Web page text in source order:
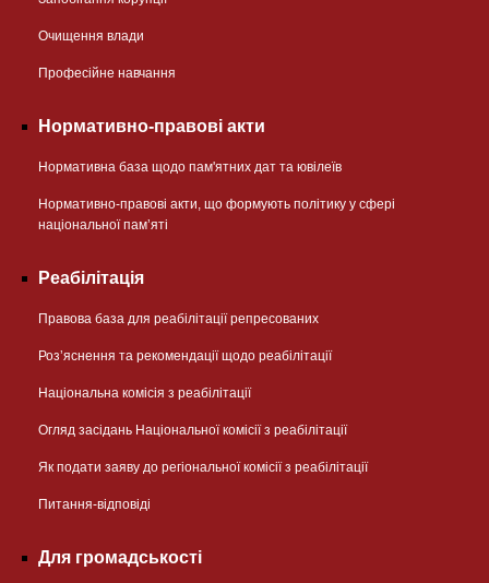
Очищення влади
Професійне навчання
Нормативно-правові акти
Нормативна база щодо пам'ятних дат та ювілеїв
Нормативно-правові акти, що формують політику у сфері
національної памʼяті
Реабілітація
Правова база для реабілітації репресованих
Розʼяснення та рекомендації щодо реабілітації
Національна комісія з реабілітації
Огляд засідань Національної комісії з реабілітації
Як подати заяву до регіональної комісії з реабілітації
Питання-відповіді
Для громадськості